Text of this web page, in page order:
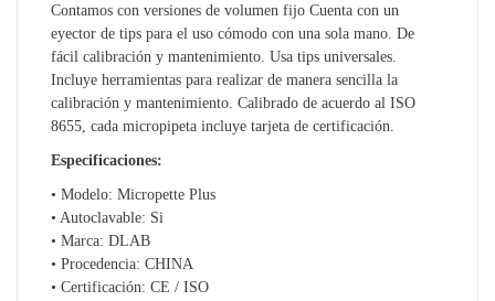
Contamos con versiones de volumen fijo Cuenta con un
eyector de tips para el uso cómodo con una sola mano. De
fácil calibración y mantenimiento. Usa tips universales.
Incluye herramientas para realizar de manera sencilla la
calibración y mantenimiento. Calibrado de acuerdo al ISO
8655, cada micropipeta incluye tarjeta de certificación.
Especificaciones:
• Modelo: Micropette Plus
• Autoclavable: Si
• Marca: DLAB
• Procedencia: CHINA
• Certificación: CE / ISO